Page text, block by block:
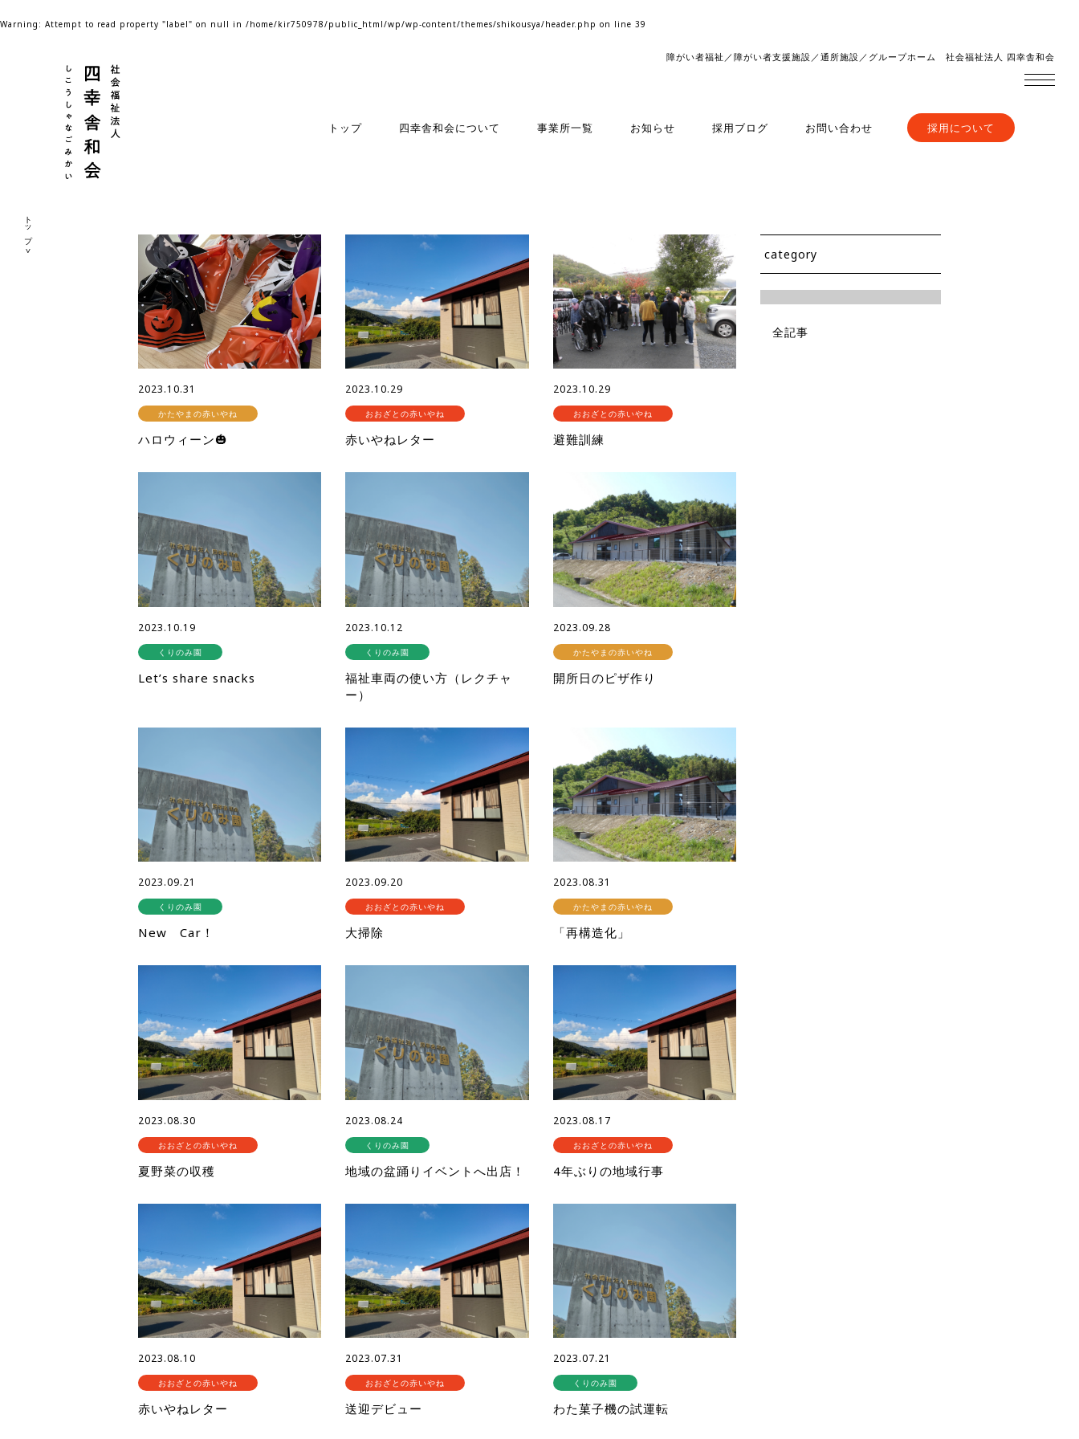
Warning : Attempt to read property "label" on null in /home/kir750978/public_html/wp/wp-content/themes/shikousya/header.php on line 39
障がい者福祉／障がい者支援施設／通所施設／グループホーム 社会福祉法人 四幸舎和会
トップ 四幸舎和会について 事業所一覧 お知らせ 採用ブログ お問い合わせ 採用について
トップ
2023.10.31
かたやまの赤いやね
ハロウィーン🎃
2023.10.29
おおざとの赤いやね
赤いやねレター
2023.10.29
おおざとの赤いやね
避難訓練
2023.10.19
くりのみ園
Let’s share snacks
2023.10.12
くりのみ園
福祉車両の使い方（レクチャ
ー）
2023.09.28
かたやまの赤いやね
開所日のピザ作り
2023.09.21
くりのみ園
New Car！
2023.09.20
おおざとの赤いやね
大掃除
2023.08.31
かたやまの赤いやね
「再構造化」
2023.08.30
おおざとの赤いやね
夏野菜の収穫
2023.08.24
くりのみ園
地域の盆踊りイベントへ出店！
2023.08.17
おおざとの赤いやね
4年ぶりの地域行事
2023.08.10
おおざとの赤いやね
赤いやねレター
2023.07.31
おおざとの赤いやね
送迎デビュー
2023.07.21
くりのみ園
わた菓子機の試運転
category
全記事